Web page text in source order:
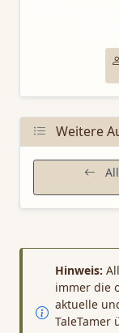
Weitere
Hinweis:
immer die
aktuelle
TaleTamer